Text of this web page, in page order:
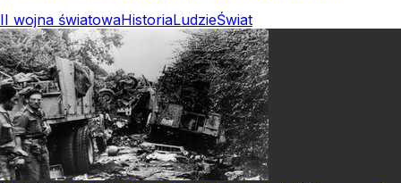
II wojna światowaHistoriaLudzieŚwiat